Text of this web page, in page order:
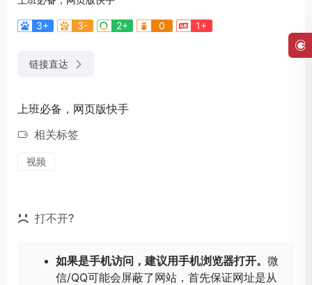
3+ 3- 2+ 0 1+
链接直达
上班必备，网页版快手
相关标签
视频
打不开?
如果是手机访问，建议用手机浏览器打开。 微
信/QQ可能会屏蔽了网站，首先保证网址是从